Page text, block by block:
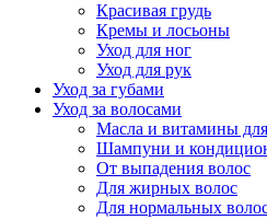
Красивая грудь
Кремы и лосьоны
Уход для ног
Уход для рук
Уход за губами
Уход за волосами
Масла и витамины
Шампуни и
От выпадения волос
Для жирных волос
Для нормальных